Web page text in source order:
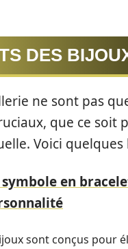
DES
ne sont pas
que ce
Voici
en
sont conçus pour